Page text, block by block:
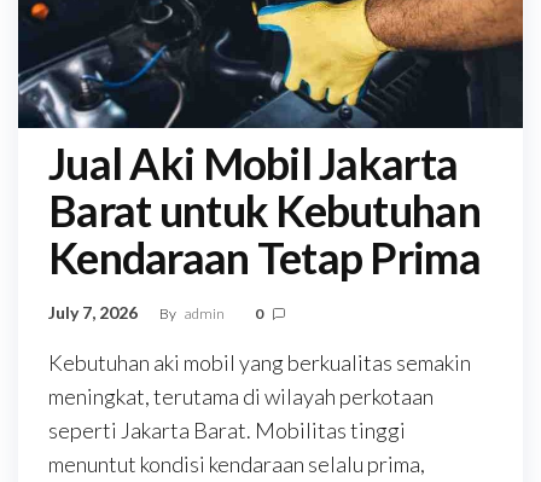
Jual Aki Mobil Jakarta
Barat untuk Kebutuhan
Kendaraan Tetap Prima
July 7, 2026 By admin 0
Kebutuhan aki mobil yang berkualitas semakin
meningkat, terutama di wilayah perkotaan
seperti Jakarta Barat. Mobilitas tinggi
menuntut kondisi kendaraan selalu prima,